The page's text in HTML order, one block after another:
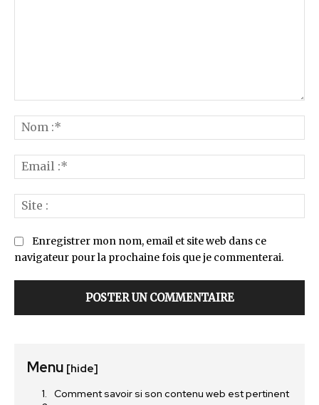
:*
:*
:
Enregistrer mon nom, email et site web dans ce
navigateur pour la prochaine fois que je commenterai.
Menu [hide]
Comment savoir si son contenu web est pertinent